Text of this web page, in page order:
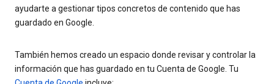
ayudarte a gestionar tipos concretos de contenido que has
guardado en Google.
También hemos creado un espacio donde revisar y controlar la
información que has guardado en tu Cuenta de Google. Tu